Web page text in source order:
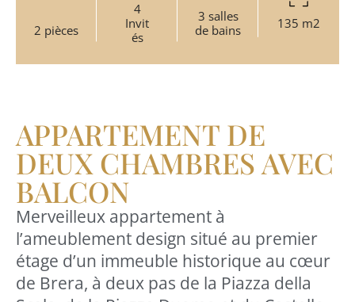
2 pièces
4
Invit
és
3 salles
de bains
135 m2
APPARTEMENT DE
DEUX CHAMBRES AVEC
BALCON
Merveilleux appartement à
l’ameublement design situé au premier
étage d’un immeuble historique au cœur
de Brera, à deux pas de la Piazza della